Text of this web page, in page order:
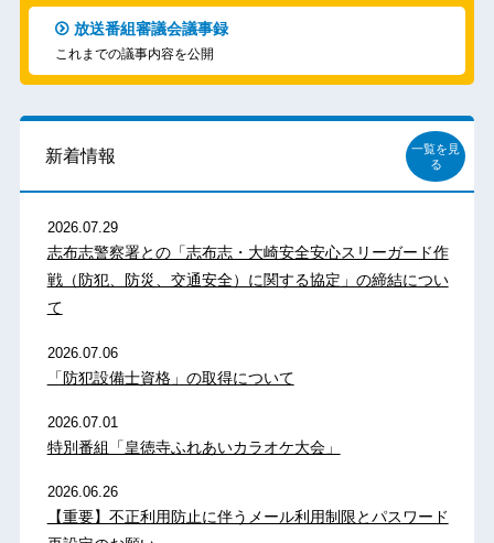
放送番組審議会議事録
これまでの議事内容を公開
新着情報
一覧を見
る
2026.07.29
志布志警察署との「志布志・大崎安全安心スリーガード作
戦（防犯、防災、交通安全）に関する協定」の締結につい
て
2026.07.06
「防犯設備士資格」の取得について
2026.07.01
特別番組「皇徳寺ふれあいカラオケ大会」
2026.06.26
【重要】不正利用防止に伴うメール利用制限とパスワード